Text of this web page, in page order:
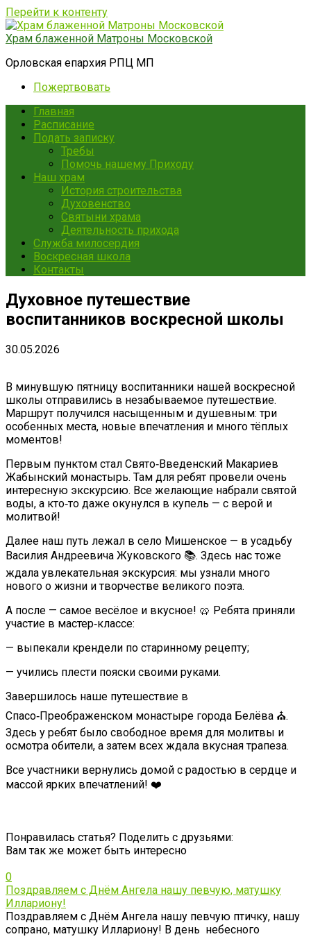
Перейти к контенту
Храм блаженной Матроны Московской
Орловская епархия РПЦ МП
Пожертвовать
Главная
Расписание
Подать записку
Требы
Помочь нашему Приходу
Наш храм
История строительства
Духовенство
Святыни храма
Деятельность прихода
Служба милосердия
Воскресная школа
Контакты
Духовное путешествие
воспитанников воскресной школы
30.05.2026
В минувшую пятницу воспитанники нашей воскресной
школы отправились в незабываемое путешествие.
Маршрут получился насыщенным и душевным: три
особенных места, новые впечатления и много тёплых
моментов!
Первым пунктом стал Свято‑Введенский Макариев
Жабынский монастырь. Там для ребят провели очень
интересную экскурсию. Все желающие набрали святой
воды, а кто‑то даже окунулся в купель — с верой и
молитвой!
Далее наш путь лежал в село Мишенское — в усадьбу
Василия Андреевича Жуковского 📚. Здесь нас тоже
ждала увлекательная экскурсия: мы узнали много
нового о жизни и творчестве великого поэта.
А после — самое весёлое и вкусное! 🥨 Ребята приняли
участие в мастер‑классе:
— выпекали крендели по старинному рецепту;
— учились плести пояски своими руками.
Завершилось наше путешествие в
Спасо‑Преображенском монастыре города Белёва ⛪.
Здесь у ребят было свободное время для молитвы и
осмотра обители, а затем всех ждала вкусная трапеза.
Все участники вернулись домой с радостью в сердце и
массой ярких впечатлений! ❤️
Понравилась статья? Поделить с друзьями:
Вам так же может быть интересно
0
Поздравляем с Днём Ангела нашу певчую, матушку
Иллариону!
Поздравляем с Днём Ангела нашу певчую птичку, нашу
сопрано, матушку Иллариону! В день небесного